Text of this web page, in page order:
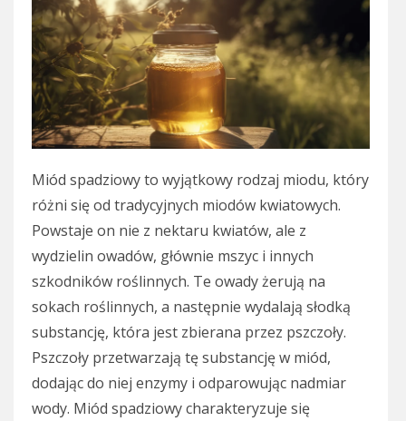
Miód spadziowy to wyjątkowy rodzaj miodu, który
różni się od tradycyjnych miodów kwiatowych.
Powstaje on nie z nektaru kwiatów, ale z
wydzielin owadów, głównie mszyc i innych
szkodników roślinnych. Te owady żerują na
sokach roślinnych, a następnie wydalają słodką
substancję, która jest zbierana przez pszczoły.
Pszczoły przetwarzają tę substancję w miód,
dodając do niej enzymy i odparowując nadmiar
wody. Miód spadziowy charakteryzuje się